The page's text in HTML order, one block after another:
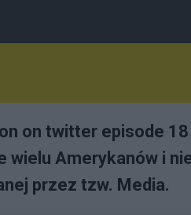
on twitter episode
wielu Amerykanów i
przez tzw. Media.